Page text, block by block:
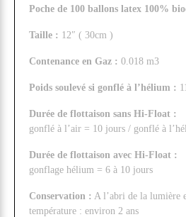
Poche de 100 ballons latex 100%
Taille : 12″ ( 30cm )
Contenance en Gaz : 0.018 m3
Poids soulevé si gonflé à l’hélium :
Durée de flottaison sans Hi-Float :
gonflé à l’air = 10 jours / gonflé à
Durée de flottaison avec Hi-Float :
gonflage hélium = 6 à 10 jours
Conservation : A l’abri de la lumière
température : environ 2 ans